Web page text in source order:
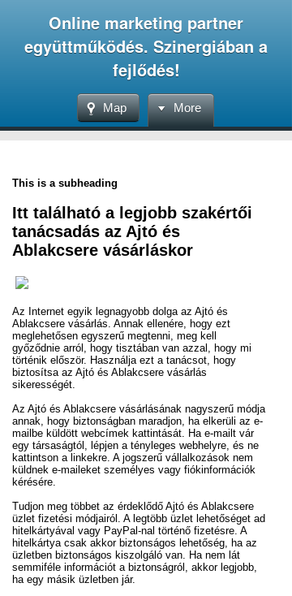
Online marketing partner
együttműködés. Szinergiában a
fejlődés!
Map More
This is a subheading
Itt található a legjobb szakértői
tanácsadás az Ajtó és
Ablakcsere vásárláskor
Az Internet egyik legnagyobb dolga az Ajtó és
Ablakcsere vásárlás. Annak ellenére, hogy ezt
meglehetősen egyszerű megtenni, meg kell
győződnie arról, hogy tisztában van azzal, hogy mi
történik először. Használja ezt a tanácsot, hogy
biztosítsa az Ajtó és Ablakcsere vásárlás
sikerességét.
Az Ajtó és Ablakcsere vásárlásának nagyszerű módja
annak, hogy biztonságban maradjon, ha elkerüli az e-
mailbe küldött webcímek kattintását. Ha e-mailt vár
egy társaságtól, lépjen a tényleges webhelyre, és ne
kattintson a linkekre. A jogszerű vállalkozások nem
küldnek e-maileket személyes vagy fiókinformációk
kérésére.
Tudjon meg többet az érdeklődő Ajtó és Ablakcsere
üzlet fizetési módjairól. A legtöbb üzlet lehetőséget ad
hitelkártyával vagy PayPal-nal történő fizetésre. A
hitelkártya csak akkor biztonságos lehetőség, ha az
üzletben biztonságos kiszolgáló van. Ha nem lát
semmiféle információt a biztonságról, akkor legjobb,
ha egy másik üzletben jár.